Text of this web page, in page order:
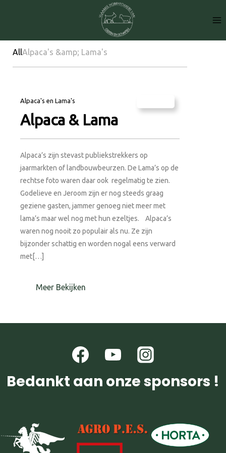
AllAlpaca's &amp; Lama's
Alpaca's en Lama's
Alpaca & Lama
Alpaca’s zijn stevast publiekstrekkers op
jaarmarkten of landbouwbeurzen. De Lama’s op de
rechtse foto waren daar ook regelmatig te zien.
Godelieve en Jeroom zijn er nog steeds graag
geziene gasten, jammer genoeg niet meer met
lama’s maar wel nog met hun ezeltjes. Alpaca’s
waren nog nooit zo populair als nu. Ze zijn
bijzonder schattig en worden nogal eens verward
met[…]
Meer Bekijken
Bedankt aan onze sponsors !